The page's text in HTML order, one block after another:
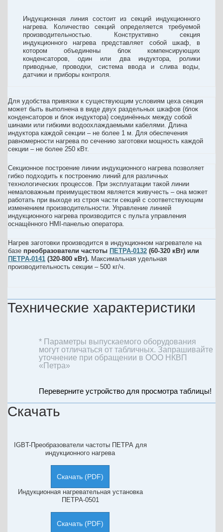
Индукционная линия состоит из секций индукционного
нагрева. Количество секций определяется требуемой
производительностью. Конструктивно секция
индукционного нагрева представляет собой шкаф, в
котором объединены блок компенсирующих
конденсаторов, один или два индуктора, ролики
приводные, проводки, система ввода и слива воды,
датчики и приборы контроля.
Для удобства привязки к существующим условиям цеха секция
может быть выполнена в виде двух раздельных шкафов (блок
конденсаторов и блок индуктора) соединённых между собой
шинами или гибкими водоохлаждаемыми кабелями. Длина
индуктора каждой секции – не более 1 м. Для обеспечения
равномерности нагрева по сечению заготовки мощность каждой
секции – не более 250 кВт.
Секционное построение линии индукционного нагрева позволяет
гибко подходить к построению линий для различных
технологических процессов. При эксплуатации такой линии
немаловажным преимуществом является живучесть – она может
работать при выходе из строя части секций с соответствующим
изменением производительности. Управление линией
индукционного нагрева производится с пульта управления
оснащённого HMI-панелью оператора.
Нагрев заготовки производится в индукционном нагревателе на
базе преобразователи частоты ПЕТРА-0132 (60-320 кВт) или
ПЕТРА-0141 (320-800 кВт). Максимальная удельная
производительность секции – 500 кг/ч.
Технические характеристики
* Параметры выпускаемого оборудования
могут отличаться от табличных. Запрашивайте
уточнение при обращении в ООО НКВП
«Петра»
Скачать
IGBT-Преобразователи частоты ПЕТРА для
индукционного нагрева
Скачать (PDF)
Индукционная нагревательная установка
ПЕТРА-0501
Скачать (PDF)